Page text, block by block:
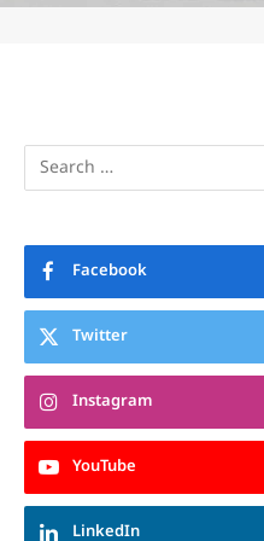
Facebook
Twitter
Instagram
YouTube
LinkedIn